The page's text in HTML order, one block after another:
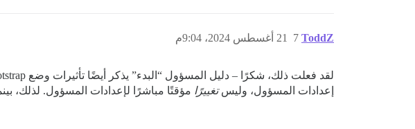
ToddZ 21 أغسطس 2024، 9:04م 7
إعدادات المسؤول، وليستغييرًا مؤقتًا مباشرًا لإعدادات المسؤول. لذلك،